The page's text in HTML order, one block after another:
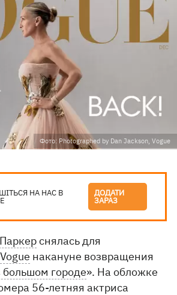
Фото: Photographed by Dan Jackson, Vogue
НА НАС В ДОДАТИ
ЗАРАЗ
снялась для
Vogue накануне возвращения
большом городе». На обложке
56-летняя актриса